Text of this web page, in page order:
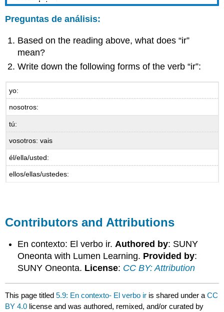
Preguntas de análisis:
Based on the reading above, what does “ir”
mean?
Write down the following forms of the verb “ir”:
yo:
nosotros:
tú:
vosotros: vais
él/ella/usted:
ellos/ellas/ustedes:
Contributors and Attributions
En contexto: El verbo ir.Authored by: SUNY
Oneonta with Lumen Learning. Provided by:
SUNY Oneonta. License: CC BY: Attribution
This page titled5.9: En contexto- El verbo ir is shared under aCC
BY 4.0 license and was authored, remixed, and/or curated by